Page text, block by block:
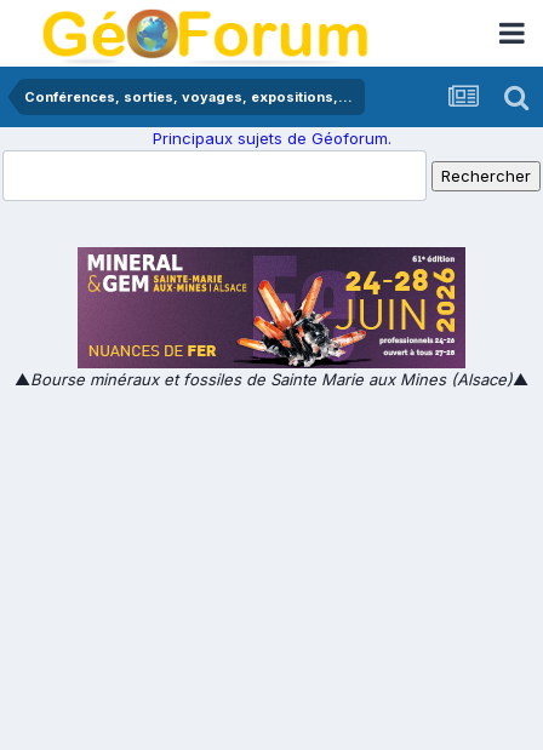
Conférences, sorties, voyages, expositions,...
Principaux sujets de Géoforum.
▲Bourse minéraux et fossiles de Sainte Marie aux Mines (Alsace)▲